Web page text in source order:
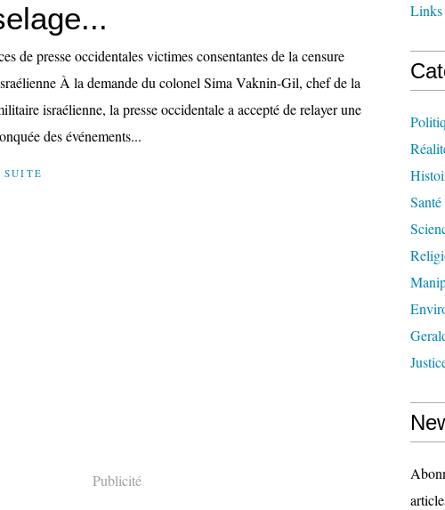
de presse occidentales victimes consentantes de la censure
À la demande du colonel Sima Vaknin-Gil, chef de la
israélienne, la presse occidentale a accepté de relayer une
des événements...
Publicité
Links
Santé